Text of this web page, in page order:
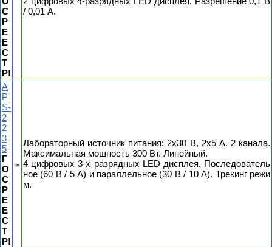
С
Р
Е
Е
С
Т
Р!
/ 0,01 А.
A
P
S-
2
2
3
5
Г
О
С
Р
Е
Е
С
Т
Р!
Лабораторный источник питания: 2x30 В, 2x5 А. 2 канала.
Максимальная мощность 300 Вт. Линейный.
4 цифровых 3-х разрядных LED дисплея. Последователь
ное (60 В / 5 А) и параллельное (30 В / 10 А). Трекинг режи
м.